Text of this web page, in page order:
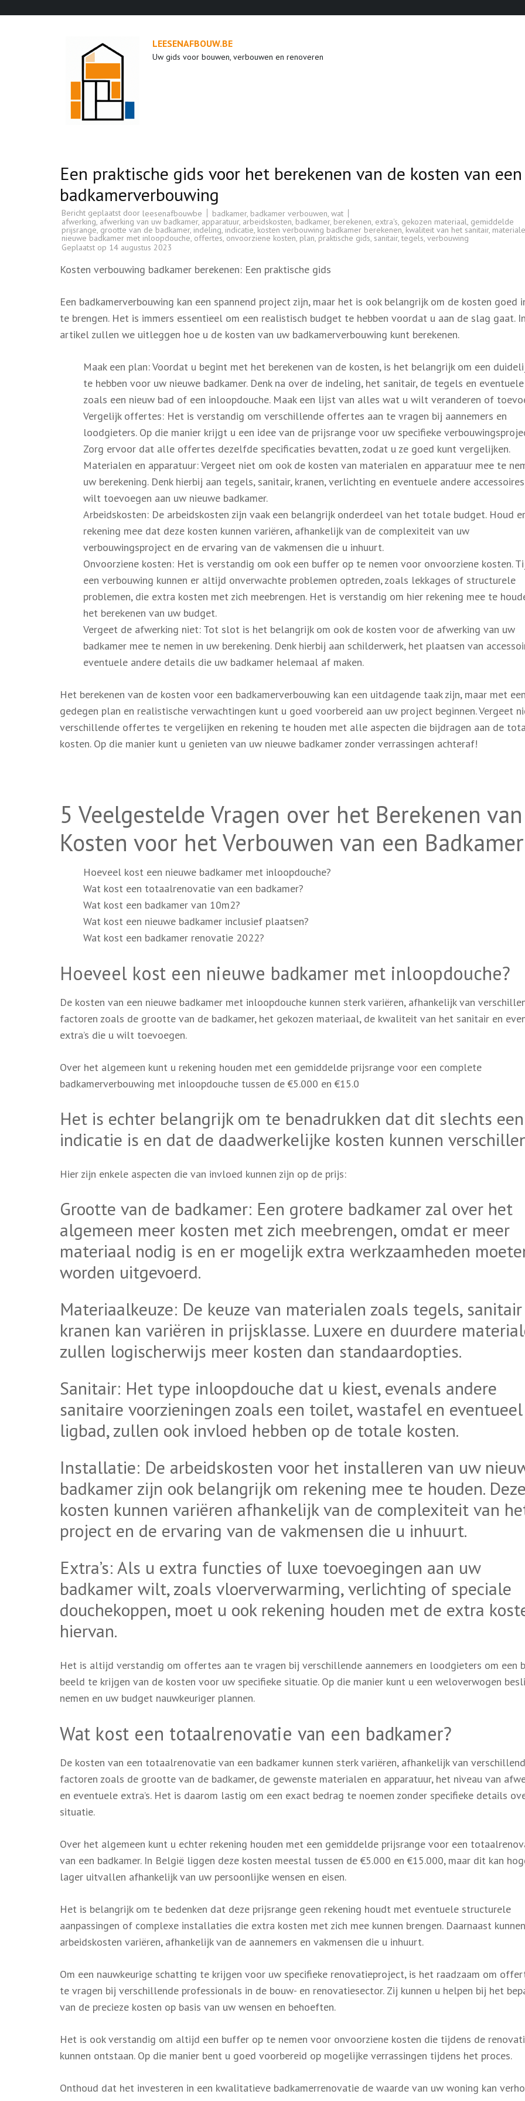
LEESENAFBOUW.BE
Uw gids voor bouwen, verbouwen en renoveren
Een praktische gids voor het berekenen van de kosten van een
badkamerverbouwing
Bericht geplaatst door leesenafbouwbe badkamer, badkamer verbouwen wat
afwerking, afwerking van uw badkamer, apparatuur, arbeidskosten, badkamer, berekenen, extra's, gekozen materiaal, gemiddelde
prijsrange, grootte van de badkamer, indeling, indicatie, kosten verbouwing badkamer berekenen,kwaliteit van het sanitair,
nieuwe badkamer met inloopdouche, offertes, onvoorziene kosten, plan, praktische gids, sanitair,tegels, verbouwing
Geplaatst op 14 augustus 2023
Kosten verbouwing badkamer berekenen: Een praktische gids
Een badkamerverbouwing kan een spannend project zijn, maar het is ook belangrijk om de kosten goed
te brengen. Het is immers essentieel om een realistisch budget te hebben voordat u aan de slag gaat.
artikel zullen we uitleggen hoe u de kosten van uw badkamerverbouwing kunt berekenen.
Maak een plan: Voordat u begint met het berekenen van de kosten, is het belangrijk om een
te hebben voor uw nieuwe badkamer. Denk na over de indeling, het sanitair, de tegels en eventuele
zoals een nieuw bad of een inloopdouche. Maak een lijst van alles wat u wilt veranderen of
Vergelijk offertes: Het is verstandig om verschillende offertes aan te vragen bij aannemers en
loodgieters. Op die manier krijgt u een idee van de prijsrange voor uw specifieke
Zorg ervoor dat alle offertes dezelfde specificaties bevatten, zodat u ze goed kunt vergelijken.
Materialen en apparatuur: Vergeet niet om ook de kosten van materialen en apparatuur mee te
uw berekening. Denk hierbij aan tegels, sanitair, kranen, verlichting en eventuele andere
wilt toevoegen aan uw nieuwe badkamer.
Arbeidskosten: De arbeidskosten zijn vaak een belangrijk onderdeel van het totale budget. Houd er
rekening mee dat deze kosten kunnen variëren, afhankelijk van de complexiteit van uw
verbouwingsproject en de ervaring van de vakmensen die u inhuurt.
Onvoorziene kosten: Het is verstandig om ook een buffer op te nemen voor onvoorziene kosten.
een verbouwing kunnen er altijd onverwachte problemen optreden, zoals lekkages of structurele
problemen, die extra kosten met zich meebrengen. Het is verstandig om hier rekening mee te
het berekenen van uw budget.
Vergeet de afwerking niet: Tot slot is het belangrijk om ook de kosten voor de afwerking van uw
badkamer mee te nemen in uw berekening. Denk hierbij aan schilderwerk, het plaatsen van
eventuele andere details die uw badkamer helemaal af maken.
Het berekenen van de kosten voor een badkamerverbouwing kan een uitdagende taak zijn, maar met een
gedegen plan en realistische verwachtingen kunt u goed voorbereid aan uw project beginnen. Vergeet
verschillende offertes te vergelijken en rekening te houden met alle aspecten die bijdragen aan de
kosten. Op die manier kunt u genieten van uw nieuwe badkamer zonder verrassingen achteraf!
5 Veelgestelde Vragen over het Berekenen
Kosten voor het Verbouwen van een Badkamer
Hoeveel kost een nieuwe badkamer met inloopdouche?
Wat kost een totaalrenovatie van een badkamer?
Wat kost een badkamer van 10m2?
Wat kost een nieuwe badkamer inclusief plaatsen?
Wat kost een badkamer renovatie 2022?
Hoeveel kost een nieuwe badkamer met inloopdouche?
De kosten van een nieuwe badkamer met inloopdouche kunnen sterk variëren, afhankelijk van
factoren zoals de grootte van de badkamer, het gekozen materiaal, de kwaliteit van het sanitair en
extra’s die u wilt toevoegen.
Over het algemeen kunt u rekening houden met een gemiddelde prijsrange voor een complete
badkamerverbouwing met inloopdouche tussen de €5.000 en €15.0
Het is echter belangrijk om te benadrukken dat dit slechts een
indicatie is en dat de daadwerkelijke kosten kunnen
Hier zijn enkele aspecten die van invloed kunnen zijn op de prijs:
Grootte van de badkamer: Een grotere badkamer zal over het
algemeen meer kosten met zich meebrengen, omdat er meer
materiaal nodig is en er mogelijk extra werkzaamheden
worden uitgevoerd.
Materiaalkeuze: De keuze van materialen zoals tegels,
kranen kan variëren in prijsklasse. Luxere en duurdere
zullen logischerwijs meer kosten dan standaardopties.
Sanitair: Het type inloopdouche dat u kiest, evenals andere
sanitaire voorzieningen zoals een toilet, wastafel en
ligbad, zullen ook invloed hebben op de totale kosten.
Installatie: De arbeidskosten voor het installeren van uw
badkamer zijn ook belangrijk om rekening mee te houden. Deze
kosten kunnen variëren afhankelijk van de complexiteit van
project en de ervaring van de vakmensen die u inhuurt.
Extra’s: Als u extra functies of luxe toevoegingen aan uw
badkamer wilt, zoals vloerverwarming, verlichting of speciale
douchekoppen, moet u ook rekening houden met de extra
hiervan.
Het is altijd verstandig om offertes aan te vragen bij verschillende aannemers en loodgieters om een
beeld te krijgen van de kosten voor uw specifieke situatie. Op die manier kunt u een weloverwogen
nemen en uw budget nauwkeuriger plannen.
Wat kost een totaalrenovatie van een badkamer?
De kosten van een totaalrenovatie van een badkamer kunnen sterk variëren, afhankelijk van
factoren zoals de grootte van de badkamer, de gewenste materialen en apparatuur, het niveau van
en eventuele extra’s. Het is daarom lastig om een exact bedrag te noemen zonder specifieke details
situatie.
Over het algemeen kunt u echter rekening houden met een gemiddelde prijsrange voor een
van een badkamer. In België liggen deze kosten meestal tussen de €5.000 en €15.000, maar dit kan
lager uitvallen afhankelijk van uw persoonlijke wensen en eisen.
Het is belangrijk om te bedenken dat deze prijsrange geen rekening houdt met eventuele structurele
aanpassingen of complexe installaties die extra kosten met zich mee kunnen brengen. Daarnaast
arbeidskosten variëren, afhankelijk van de aannemers en vakmensen die u inhuurt.
Om een nauwkeurige schatting te krijgen voor uw specifieke renovatieproject, is het raadzaam om
te vragen bij verschillende professionals in de bouw- en renovatiesector. Zij kunnen u helpen bij het
van de precieze kosten op basis van uw wensen en behoeften.
Het is ook verstandig om altijd een buffer op te nemen voor onvoorziene kosten die tijdens de
kunnen ontstaan. Op die manier bent u goed voorbereid op mogelijke verrassingen tijdens het proces.
Onthoud dat het investeren in een kwalitatieve badkamerrenovatie de waarde van uw woning kan